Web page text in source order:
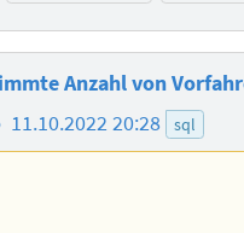
Anzahl von
11.10.2022 20:28 sql